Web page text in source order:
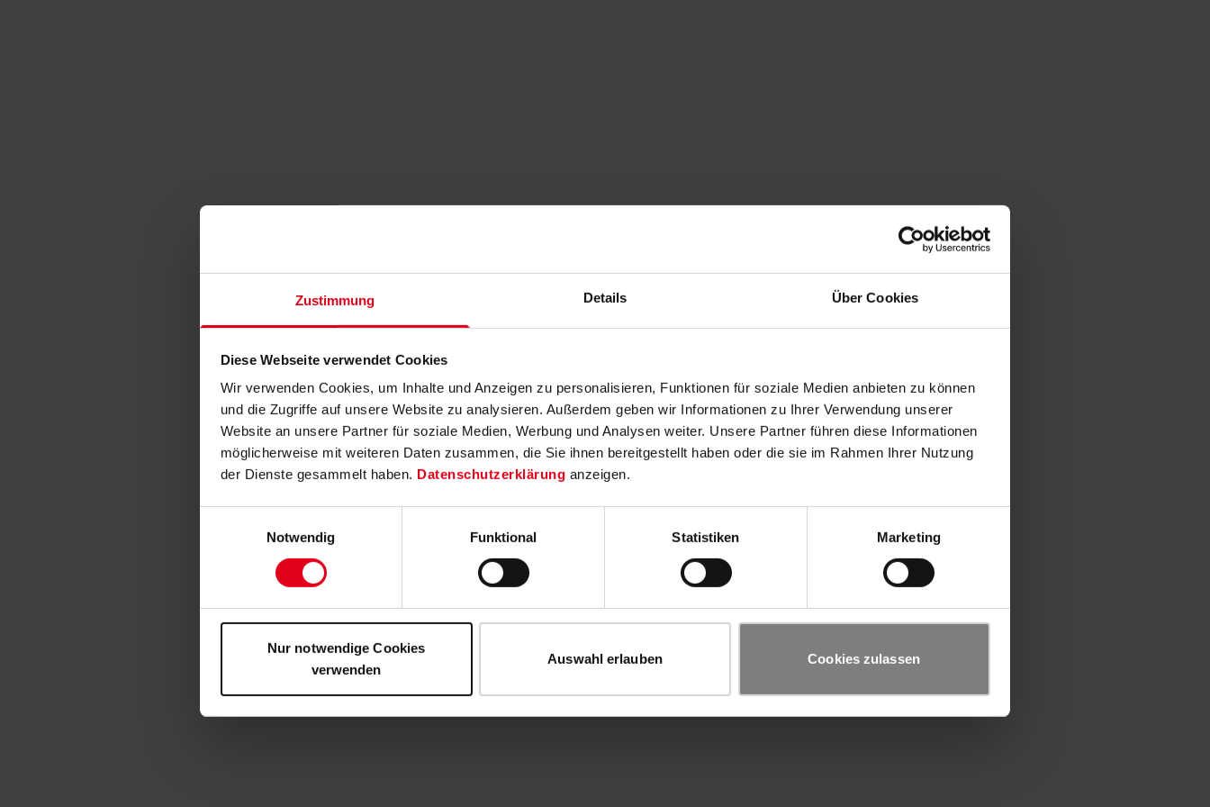
Zustimmung Details Über Cookies
Diese Webseite verwendet Cookies
Wir verwenden Cookies, um Inhalte und Anzeigen zu personalisieren, Funktionen für soziale Medien anbieten zu können
und die Zugriffe auf unsere Website zu analysieren. Außerdem geben wir Informationen zu Ihrer Verwendung unserer
Website an unsere Partner für soziale Medien, Werbung und Analysen weiter. Unsere Partner führen diese Informationen
möglicherweise mit weiteren Daten zusammen, die Sie ihnen bereitgestellt haben oder die sie im Rahmen Ihrer Nutzung
der Dienste gesammelt haben. Datenschutzerklärung anzeigen.
Notwendig
Funktional Statistiken Marketing
Nur notwendige Cookies
verwenden
Auswahl erlauben Cookies zulassen